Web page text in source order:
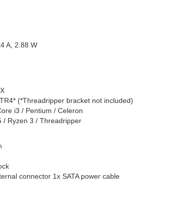
A, 2.88 W
(*Threadripper bracket not included)
i3 / Pentium / Celeron
/ Ryzen 3 / Threadripper
connector 1x SATA power cable